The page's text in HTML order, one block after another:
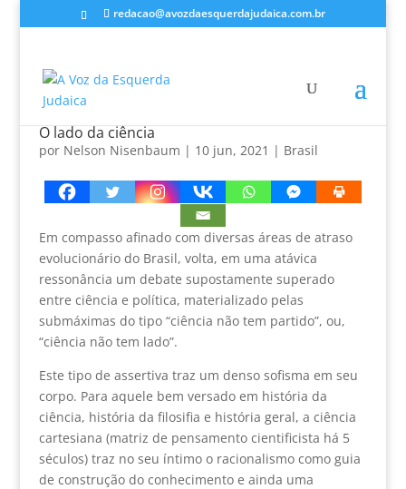
redacao@avozdaesquerdajudaica.com.br
O lado da ciência
por Nelson Nisenbaum | 10 jun, 2021 | Brasil
Em compasso afinado com diversas áreas de atraso
evolucionário do Brasil, volta, em uma atávica
ressonância um debate supostamente superado
entre ciência e política, materializado pelas
submáximas do tipo “ciência não tem partido”, ou,
“ciência não tem lado”.
Este tipo de assertiva traz um denso sofisma em seu
corpo. Para aquele bem versado em história da
ciência, história da filosifia e história geral, a ciência
cartesiana (matriz de pensamento cientificista há 5
séculos) traz no seu íntimo o racionalismo como guia
de construção do conhecimento e ainda uma